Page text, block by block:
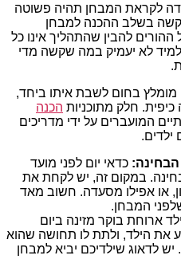
לקראת המבחן תהיה פשוטה
בשלב ההכנה למבחן
ההורים להבין שהתהליך אינו כל
לא יעמיק במה שקשה מדי
בחום לשבת איתו ביחד,
חלק מתוכניות הכנה
המועברים על ידי מדריכים
ילדים.
כדאי יום לפני מועד
במקום זה, יש לקחת את
או אפילו מסעדה. חשוב מאד
המבחן.
ארוחת בוקר מזינה ביום
את הילד, ולתת לו תחושה שהוא
לדאוג שילדיכם יביא למבחן